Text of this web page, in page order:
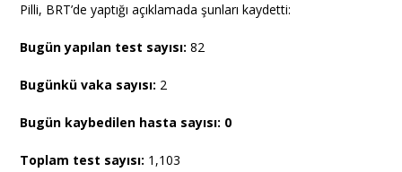
Pilli, BRT’de yaptığı açıklamada şunları kaydetti:
Bugün yapılan test sayısı: 82
Bugünkü vaka sayısı: 2
Bugün kaybedilen hasta sayısı: 0
Toplam test sayısı: 1,103